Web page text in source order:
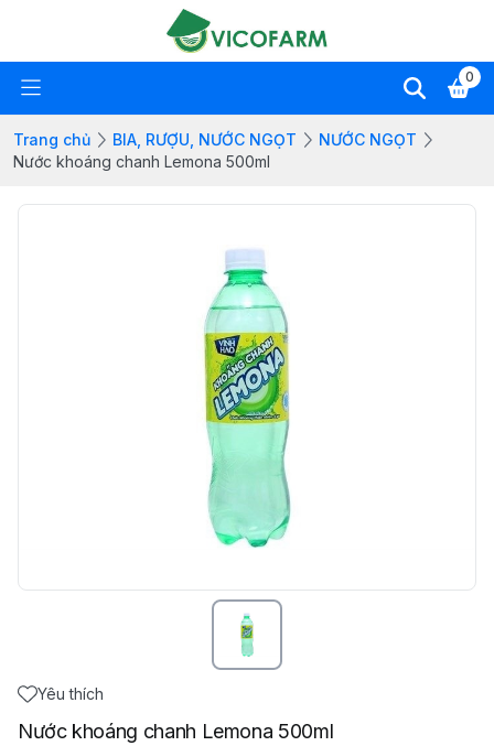
0
Trang chủ BIA, RƯỢU, NƯỚC NGỌT
NƯỚC NGỌT
Nước khoáng chanh Lemona 500ml
Yêu thích
Nước khoáng chanh Lemona 500ml